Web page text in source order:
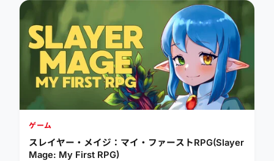
ゲーム
スレイヤー・メイジ：マイ・ファーストRPG(Slayer
Mage: My First RPG)